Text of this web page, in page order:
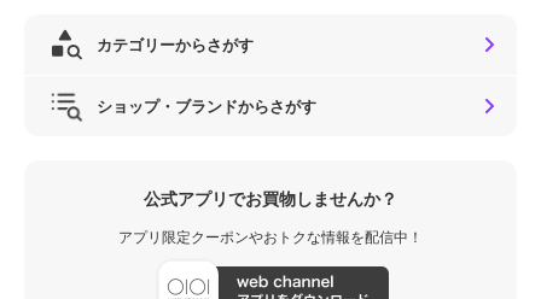
カテゴリーからさがす
ショップ・ブランドからさがす
公式アプリでお買物しませんか？
アプリ限定クーポンやおトクな情報を配信中！